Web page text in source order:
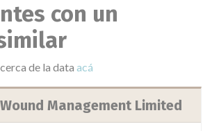
con un
de la data acá
Management Limited